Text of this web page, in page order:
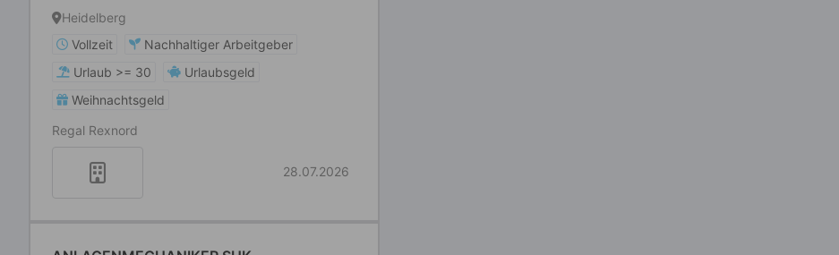
Heidelberg
Vollzeit
Nachhaltiger Arbeitgeber
Urlaub >= 30
Urlaubsgeld
Weihnachtsgeld
Regal Rexnord
28.07.2026